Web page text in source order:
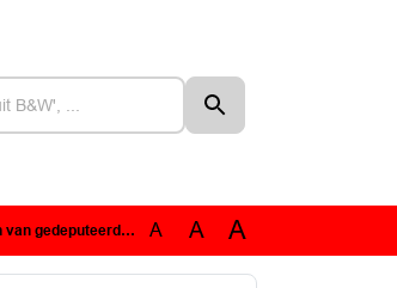
van de ontwerp Nota Ruimte A A A